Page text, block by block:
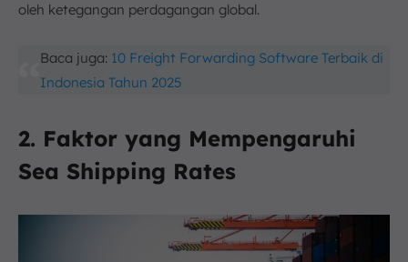
oleh ketegangan perdagangan global.
Baca juga: 10 Freight Forwarding Software Terbaik di
Indonesia Tahun 2025
2. Faktor yang Mempengaruhi
Sea Shipping Rates